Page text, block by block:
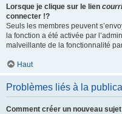
Lorsque je clique sur le lien
connecter !?
Seuls les membres peuvent
la fonction a été activée par
malveillante de la fonctionnalité
Haut
Problèmes liés à la
Comment créer un nouveau